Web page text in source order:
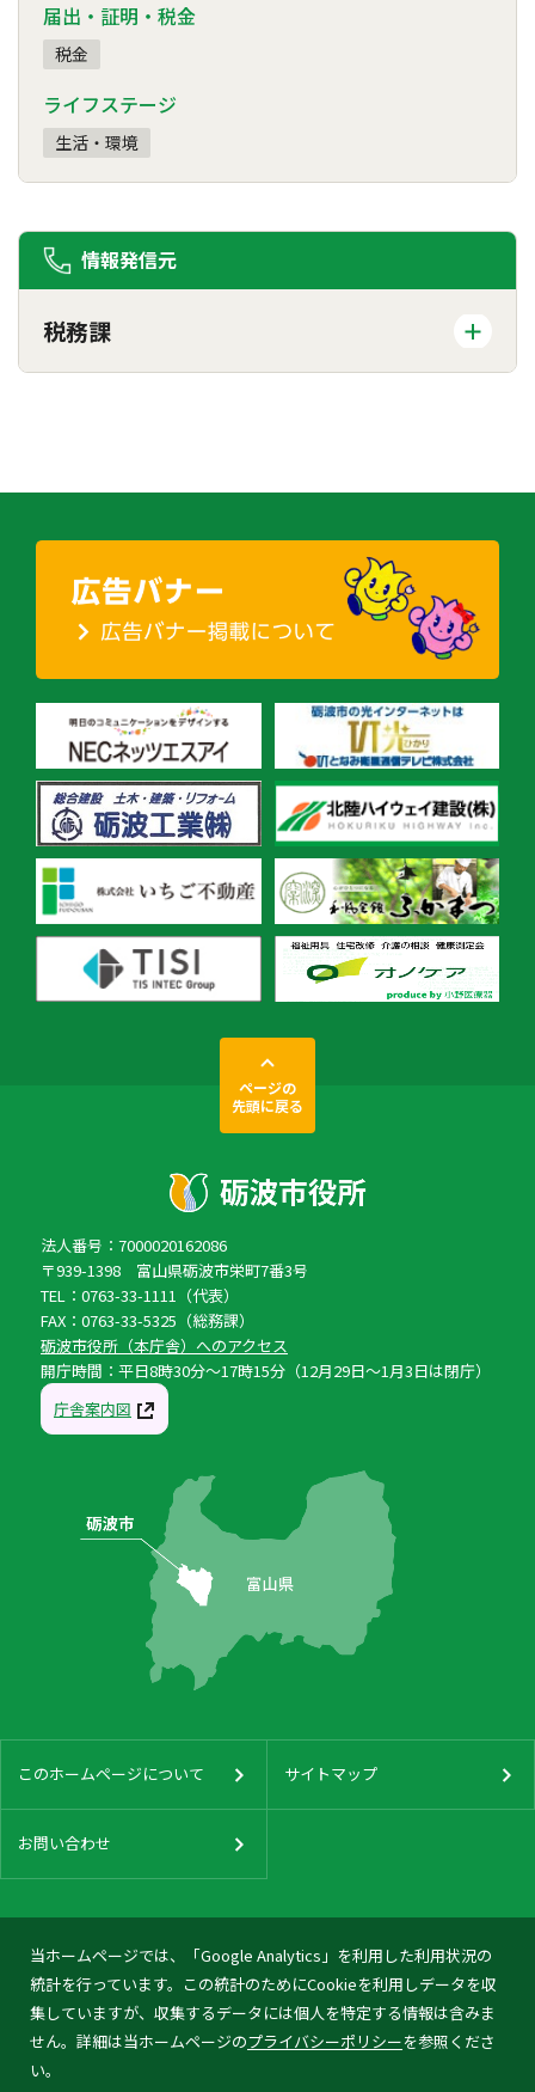
届出・証明・税金
税金
ライフステージ
生活・環境
情報発信元
税務課
当ホームページでは、「Google Analytics」を利用した利用状況の
統計を行っています。この統計のためにCookieを利用しデータを収
集していますが、収集するデータには個人を特定する情報は含みま
せん。詳細は当ホームページのプライバシーポリシーを参照くださ
い。
ページの
先頭に戻る
法人番号：7000020162086
〒939-1398 富山県砺波市栄町7番3号
TEL：0763-33-1111（代表）
FAX：0763-33-5325（総務課）
砺波市役所（本庁舎）へのアクセス
開庁時間：平日8時30分〜17時15分（12月29日〜1月3日は閉庁）
庁舎案内図
このホームページについて サイトマップ
お問い合わせ